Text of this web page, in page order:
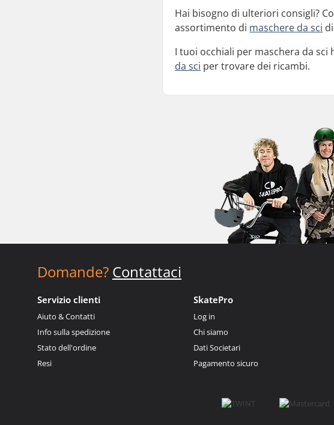
Hai bisogno di ulteriori consigli?
assortimento di maschere da sci
I tuoi occhiali per maschera da sci
da sci per trovare dei ricambi.
Domande? Contattaci
Servizio clienti
Aiuto & Contatti
Info sulla spedizione
Stato dell'ordine
Resi
SkatePro
Log in
Chi siamo
Dati Societari
Pagamento sicuro